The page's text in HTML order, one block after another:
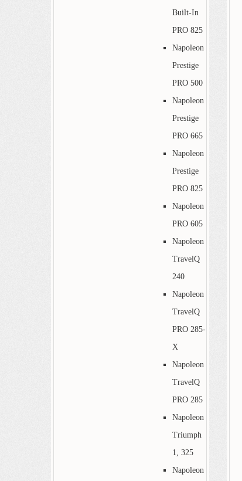
Built-In
PRO 825
Napoleon
Prestige
PRO 500
Napoleon
Prestige
PRO 665
Napoleon
Prestige
PRO 825
Napoleon
PRO 605
Napoleon
TravelQ
240
Napoleon
TravelQ
PRO 285-
X
Napoleon
TravelQ
PRO 285
Napoleon
Triumph
1, 325
Napoleon